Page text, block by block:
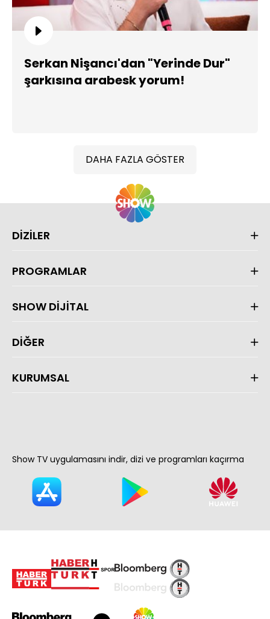
Serkan Nişancı'dan "Yerinde Dur"
şarkısına arabesk yorum!
DAHA FAZLA GÖSTER
DİZİLER
PROGRAMLAR
SHOW DİJİTAL
DİĞER
KURUMSAL
Show TV uygulamasını indir, dizi ve programları kaçırma